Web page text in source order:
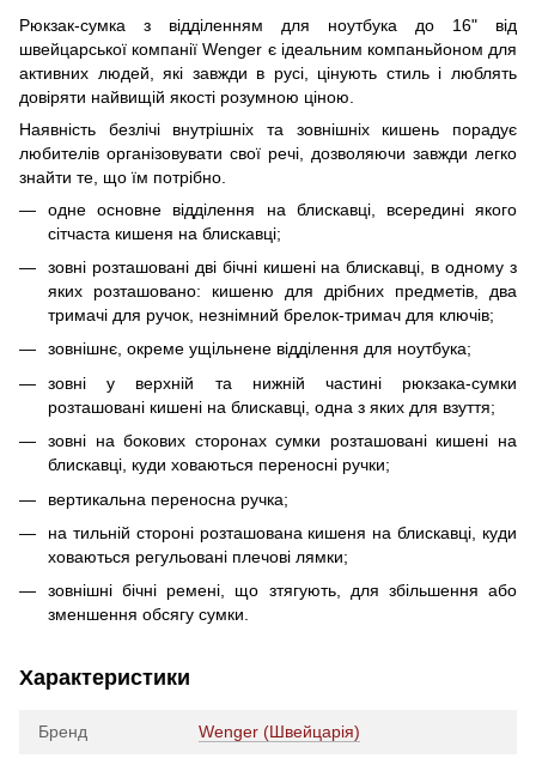
Рюкзак-сумка з відділенням для ноутбука до 16" від
швейцарської компанії Wenger є ідеальним компаньйоном для
активних людей, які завжди в русі, цінують стиль і люблять
довіряти найвищій якості розумною ціною.
Наявність безлічі внутрішніх та зовнішніх кишень порадує
любителів організовувати свої речі, дозволяючи завжди легко
знайти те, що їм потрібно.
одне основне відділення на блискавці, всередині якого
сітчаста кишеня на блискавці;
зовні розташовані дві бічні кишені на блискавці, в одному з
яких розташовано: кишеню для дрібних предметів, два
тримачі для ручок, незнімний брелок-тримач для ключів;
зовнішнє, окреме ущільнене відділення для ноутбука;
зовні у верхній та нижній частині рюкзака-сумки
розташовані кишені на блискавці, одна з яких для взуття;
зовні на бокових сторонах сумки розташовані кишені на
блискавці, куди ховаються переносні ручки;
вертикальна переносна ручка;
на тильній стороні розташована кишеня на блискавці, куди
ховаються регульовані плечові лямки;
зовнішні бічні ремені, що зтягують, для збільшення або
зменшення обсягу сумки.
Характеристики
Бренд Wenger (Швейцарія)